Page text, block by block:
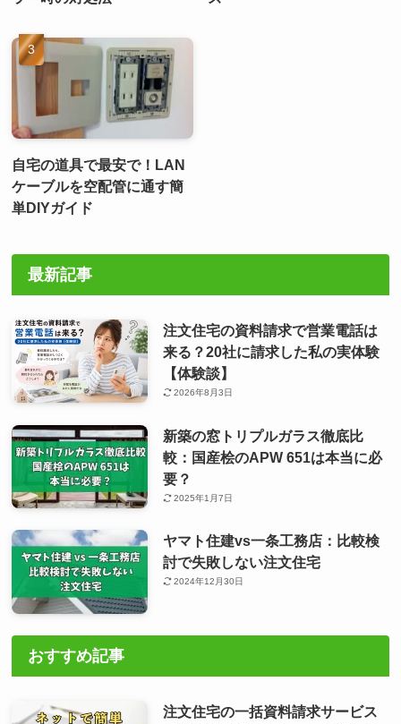
自宅の道具で最安で！LAN
ケーブルを空配管に通す簡
単DIYガイド
最新記事
注文住宅の資料請求で営業電話は
来る？20社に請求した私の実体験
【体験談】
2026年8月3日
新築の窓トリプルガラス徹底比
較：国産桧のAPW 651は本当に必
要？
2025年1月7日
ヤマト住建vs一条工務店：比較検
討で失敗しない注文住宅
2024年12月30日
おすすめ記事
注文住宅の一括資料請求サービス